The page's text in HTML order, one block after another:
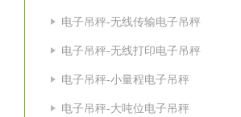
电子吊秤-无线传输电子吊秤
电子吊秤-无线打印电子吊秤
电子吊秤-小量程电子吊秤
电子吊秤-大吨位电子吊秤